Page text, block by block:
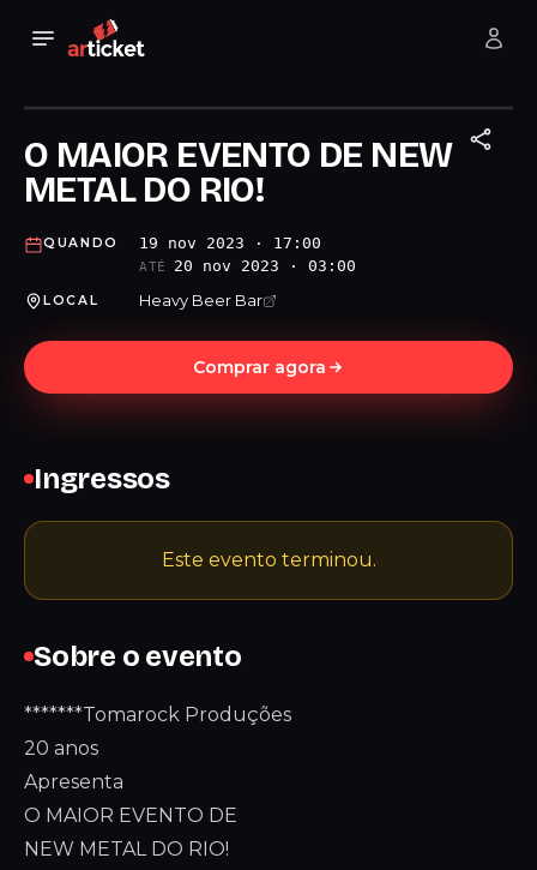
O MAIOR EVENTO DE NEW
METAL DO RIO!
QUANDO 19 nov 2023 · 17:00
ATÉ 20 nov 2023 · 03:00
LOCAL Heavy Beer Bar
Comprar agora
Sobre o evento
*******Tomarock Produções
20 anos
Apresenta
O MAIOR EVENTO DE
NEW METAL DO RIO!
Ingressos
Este evento terminou.